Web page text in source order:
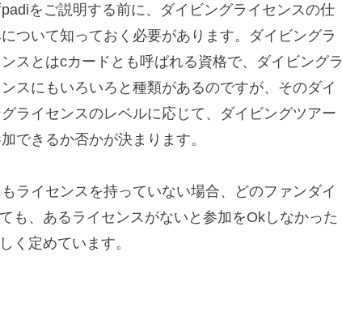
padiをご説明する前に、ダイビングライセンスの仕
ついて知っておく必要があります。ダイビングラ
スとはcカードとも呼ばれる資格で、ダイビングラ
スにもいろいろと種類があるのですが、そのダイ
グライセンスのレベルに応じて、ダイビングツアー
できるか否かが決まります。
ライセンスを持っていない場合、どのファンダイ
も、あるライセンスがないと参加をOkしなかった
く定めています。